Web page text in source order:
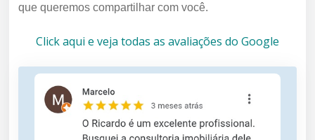
que queremos compartilhar com você.
Click aqui e veja todas as avaliações do Google